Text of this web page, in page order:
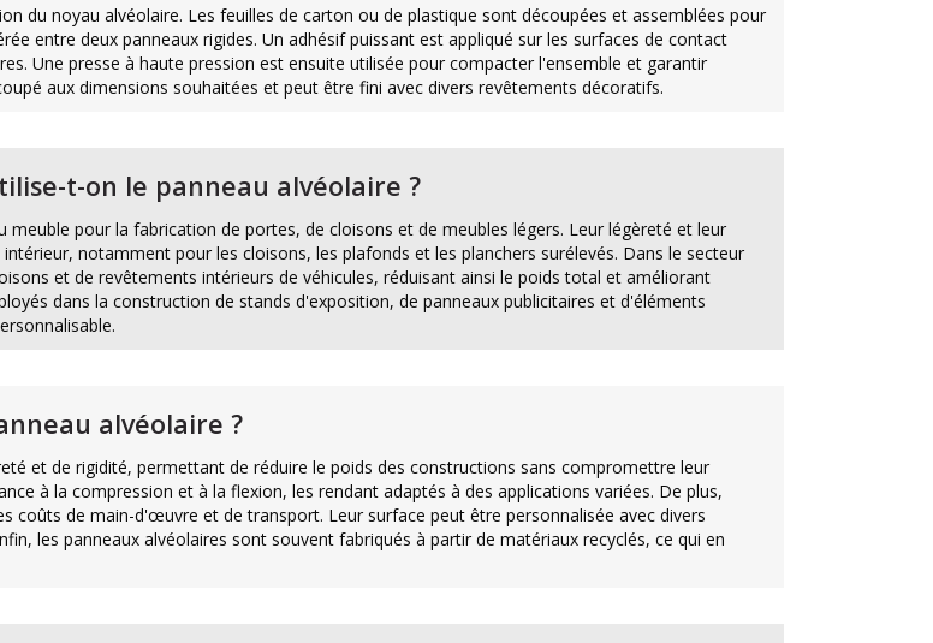
du noyau alvéolaire. Les feuilles de carton ou de plastique sont découpées et assemblées pour
entre deux panneaux rigides. Un adhésif puissant est appliqué sur les surfaces de contact
Une presse à haute pression est ensuite utilisée pour compacter l'ensemble et garantir
aux dimensions souhaitées et peut être fini avec divers revêtements décoratifs.
t-on le panneau alvéolaire ?
pour la fabrication de portes, de cloisons et de meubles légers. Leur légèreté et leur
notamment pour les cloisons, les plafonds et les planchers surélevés. Dans le secteur
et de revêtements intérieurs de véhicules, réduisant ainsi le poids total et améliorant
dans la construction de stands d'exposition, de panneaux publicitaires et d'éléments
alvéolaire ?
et de rigidité, permettant de réduire le poids des constructions sans compromettre leur
à la compression et à la flexion, les rendant adaptés à des applications variées. De plus,
coûts de main-d'œuvre et de transport. Leur surface peut être personnalisée avec divers
les panneaux alvéolaires sont souvent fabriqués à partir de matériaux recyclés, ce qui en